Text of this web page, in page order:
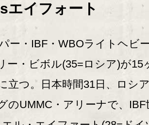
エイフォート
ー・IBF・WBOライトヘビ
ー・ビボル(35=ロシア)が15
立つ。日本時間31日、ロシ
のUMMC・アリーナで、IBF